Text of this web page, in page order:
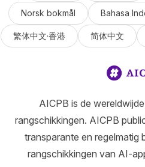
Norsk bokmål Bahasa
繁体中文·香港 简体中文
AICPB is de
rangschikkingen. AICPB
transparante en regelmatig
rangschikkingen van AI-